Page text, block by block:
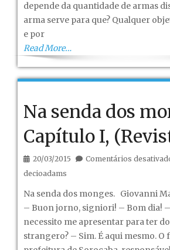
depende da quantidade de armas
arma serve para que? Qualquer
e por
Read More…
Na senda dos
Capítulo I,
20/03/2015 Comentários
decioadams
Na senda dos monges. Giovanni
– Buon jorno, signiori! – Bom dia!
necessito me apresentar para ter
strangero? – Sim. É aqui mesmo.